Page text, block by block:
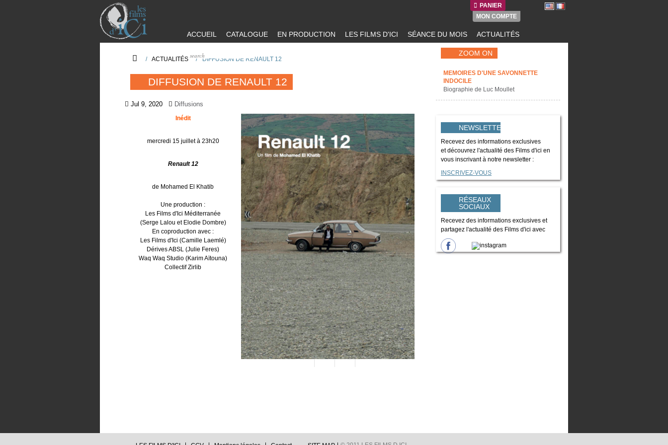
PANIER
MON COMPTE
ACCUEIL CATALOGUE EN PRODUCTION LES FILMS D'ICI SÉANCE DU MOIS ACTUALITÉS
/ ACTUALITÉS / DIFFUSION DE RENAULT 12
DIFFUSION DE RENAULT 12
Jul 9, 2020 Diffusions
Inédit
mercredi 15 juillet à 23h20
Renault 12
de Mohamed El Khatib
Une production :
Les Films d'Ici Méditerranée
(Serge Lalou et Elodie Dombre)
En coproduction avec :
Les Films d'Ici (Camille Laemlé)
Dérives ABSL (Julie Feres)
Waq Waq Studio (Karim Aïtouna)
Collectif Zirlib
ZOOM ON
MEMOIRES D'UNE SAVONNETTE
INDOCILE
Biographie de Luc Moullet
NEWSLETTER
Recevez des informations exclusives
et découvrez l'actualité des Films d'ici en
vous inscrivant à notre newsletter :
INSCRIVEZ-VOUS
RÉSEAUX
SOCIAUX
Recevez des informations exclusives et
partagez l'actualité des Films d'ici avec